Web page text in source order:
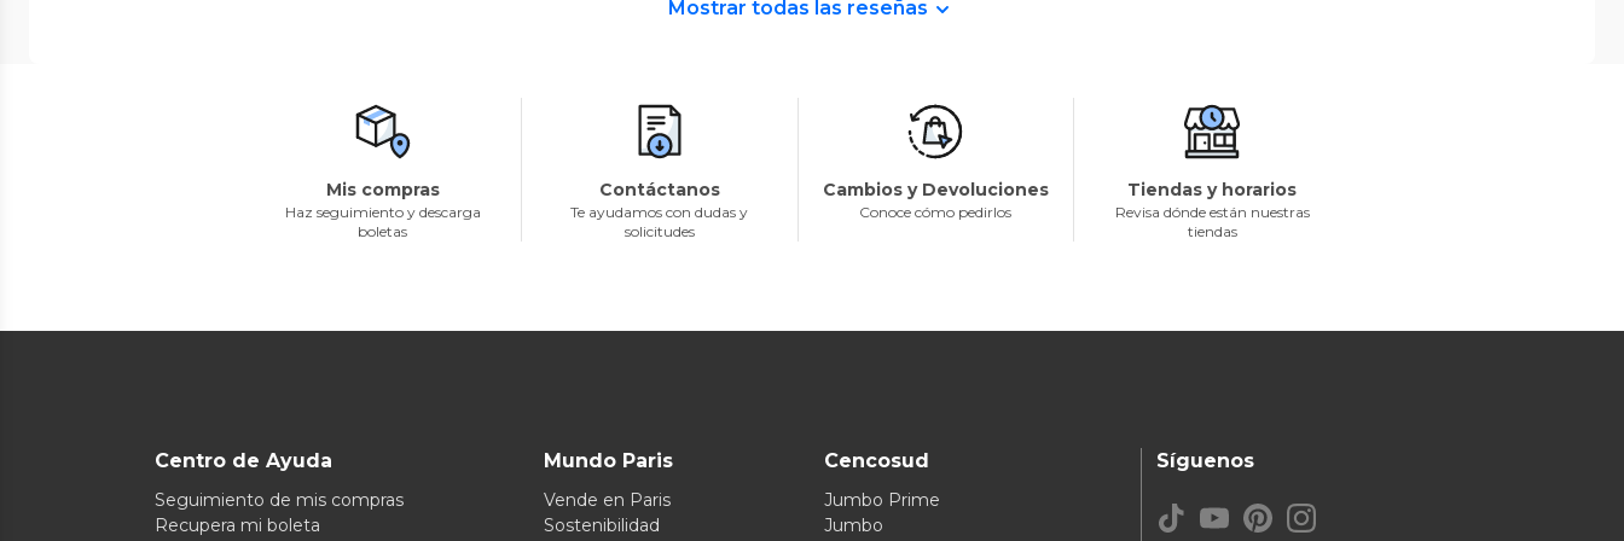
Mostrar todas las reseñas
Mis compras
Haz seguimiento y descarga
boletas
Contáctanos
Te ayudamos con dudas y
solicitudes
Cambios y Devoluciones
Conoce cómo pedirlos
Tiendas y horarios
Revisa dónde están nuestras
tiendas
Centro de Ayuda
Seguimiento de mis compras
Recupera mi boleta
Mundo Paris
Vende en Paris
Sostenibilidad
Cencosud
Jumbo Prime
Jumbo
Síguenos